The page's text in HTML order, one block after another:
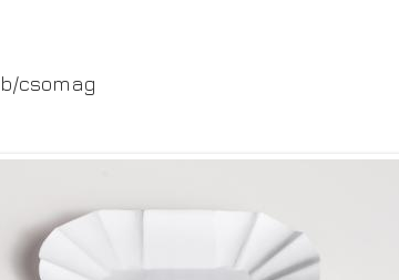
csomag